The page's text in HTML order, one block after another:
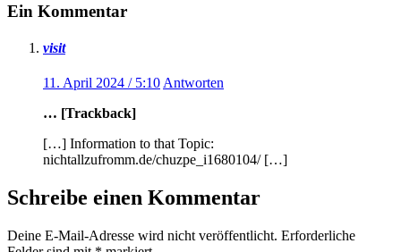
Ein Kommentar
visit
11. April 2024 / 5:10 Antworten
… [Trackback]
[…] Information to that Topic:
nichtallzufromm.de/chuzpe_i1680104/ […]
Schreibe einen Kommentar
Deine E-Mail-Adresse wird nicht veröffentlicht. Erforderliche